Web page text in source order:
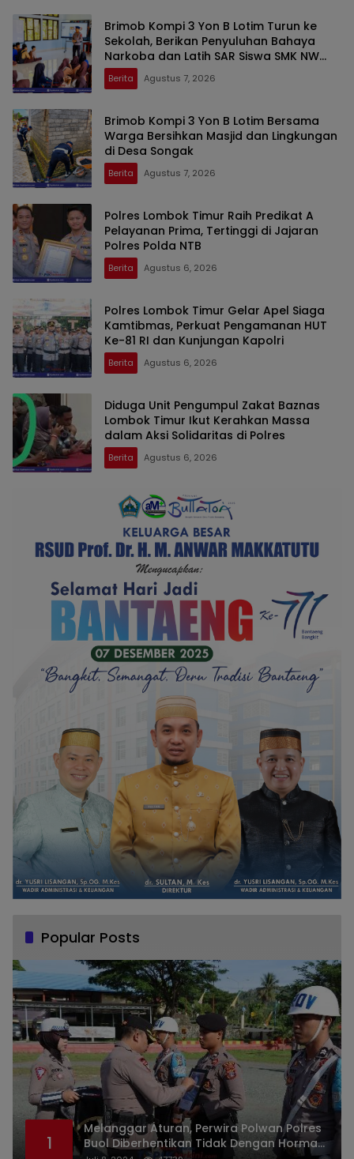
Brimob Kompi 3 Yon B Lotim Turun ke
Sekolah, Berikan Penyuluhan Bahaya
Narkoba dan Latih SAR Siswa SMK NW
Benteng
Berita Agustus 7, 2026
Brimob Kompi 3 Yon B Lotim Bersama
Warga Bersihkan Masjid dan Lingkungan
di Desa Songak
Berita Agustus 7, 2026
Polres Lombok Timur Raih Predikat A
Pelayanan Prima, Tertinggi di Jajaran
Polres Polda NTB
Berita Agustus 6, 2026
Polres Lombok Timur Gelar Apel Siaga
Kamtibmas, Perkuat Pengamanan HUT
Ke-81 RI dan Kunjungan Kapolri
Berita Agustus 6, 2026
Diduga Unit Pengumpul Zakat Baznas
Lombok Timur Ikut Kerahkan Massa
dalam Aksi Solidaritas di Polres
Berita Agustus 6, 2026
Popular Posts
1
Melanggar Aturan, Perwira Polwan Polres
Buol Diberhentikan Tidak Dengan Hormat